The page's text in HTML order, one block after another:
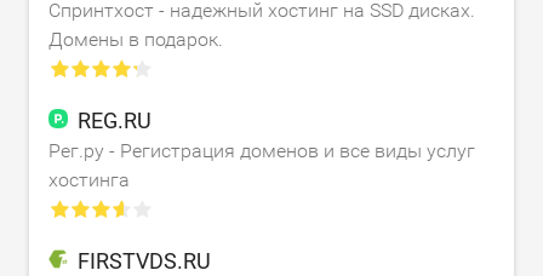
Спринтхост - надежный хостинг на SSD дисках.
Домены в подарок.
REG.RU
Рег.ру - Регистрация доменов и все виды услуг
хостинга
FIRSTVDS.RU